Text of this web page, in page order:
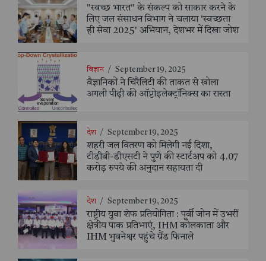
"स्वच्छ भारत" के संकल्प को साकार करने के
लिए जल संसाधन विभाग ने चलाया 'स्वच्छता
ही सेवा 2025' अभियान, देशभर में दिखा जोश
विज्ञान / September 19, 2025
वैज्ञानिकों ने चिरैलिटी की ताकत से खोला
अगली पीढ़ी की ऑप्टोइलेक्ट्रॉनिक्स का रास्ता
देश / September 19, 2025
शहरी जल वितरण को मिलेगी नई दिशा,
टीडीबी-डीएसटी ने पुणे की स्टार्टअप को 4.07
करोड़ रुपये की अनुदान सहायता दी
देश / September 19, 2025
राष्ट्रीय युवा शेफ प्रतियोगिता : पूर्वी जोन में उभरीं
क्षेत्रीय पाक प्रतिभाएं, IHM कोलकाता और
IHM भुवनेश्वर पहुंचे ग्रैंड फिनाले